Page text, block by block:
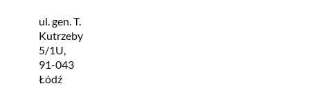
ul. gen. T.
Kutrzeby
5/1U,
91-043
Łódź